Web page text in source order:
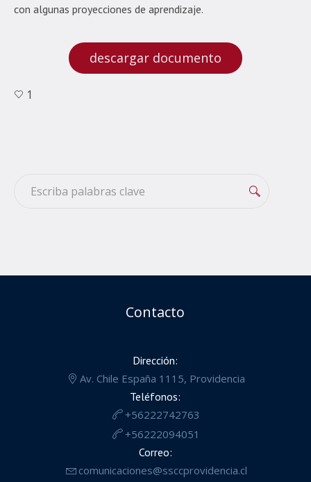
con algunas proyecciones de aprendizaje.
descargar documento
1
Contacto
Dirección:
Av. Chile España 1115, Providencia
Teléfonos:
+56222742763
+56222094051
Correo:
comunicaciones@ssccprovidencia.cl